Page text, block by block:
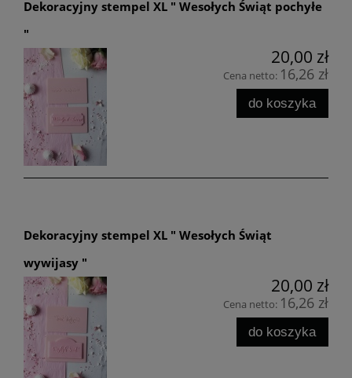
Dekoracyjny stempel XL " Wesołych Świąt pochyłe
"
20,00 zł
Cena netto: 16,26 zł
do koszyka
Dekoracyjny stempel XL " Wesołych Świąt
wywijasy "
20,00 zł
Cena netto: 16,26 zł
do koszyka